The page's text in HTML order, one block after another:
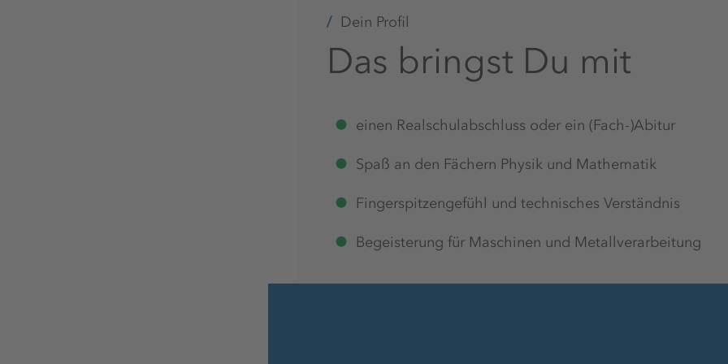
Kiosk/Imbiss
Qualifizierte Ausbilder:innen
Dein Profil
Das bringst Du mit
einen Realschulabschluss oder ein (Fach-)Abitur
Spaß an den Fächern Physik und Mathematik
Fingerspitzengefühl und technisches Verständnis
Begeisterung für Maschinen und Metallverarbeitung